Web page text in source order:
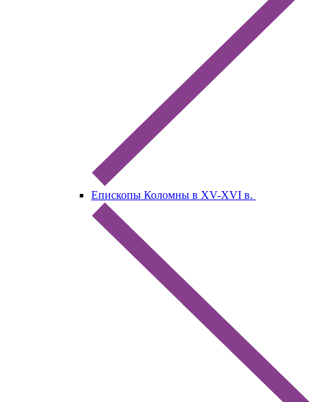
Епископы Коломны в XV-XVI в.